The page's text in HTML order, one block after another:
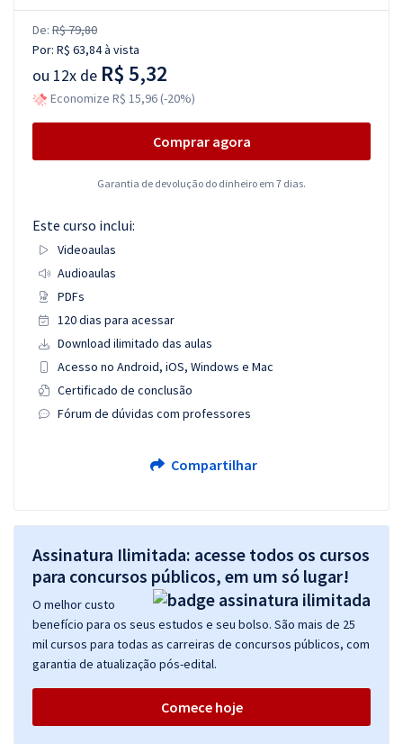
De: R$ 79,80
Por: R$ 63,84à vista
ou 12x de R$ 5,32
Economize R$ 15,96 (-20%)
Comprar agora
Garantia de devolução do dinheiro em 7 dias.
Este curso inclui:
Videoaulas
Audioaulas
PDFs
120 dias para acessar
Download ilimitado das aulas
Acesso no Android, iOS, Windows e Mac
Certificado de conclusão
Fórum de dúvidas com professores
Compartilhar
Assinatura Ilimitada: acesse todos os cursos
para concursos públicos, em um só lugar!
O melhor custo
benefício para os seus estudos e seu bolso. São mais de 25
mil cursos para todas as carreiras de concursos públicos, com
garantia de atualização pós-edital.
Comece hoje